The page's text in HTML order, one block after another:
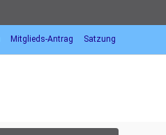
Mitglieds-Antrag Satzung